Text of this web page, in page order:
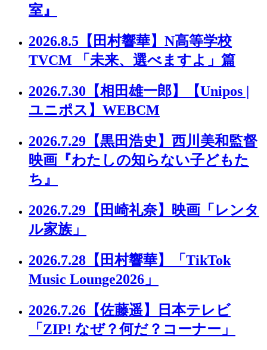
室』
2026.8.5 【田村響華】N高等学校
TVCM 「未来、選べますよ」篇
2026.7.30 【相田雄一郎】【Unipos |
ユニポス】WEBCM
2026.7.29 【黒田浩史】西川美和監督
映画『わたしの知らない子どもた
ち』
2026.7.29 【田崎礼奈】映画「レンタ
ル家族」
2026.7.28 【田村響華】「TikTok
Music Lounge2026」
2026.7.26 【佐藤遥】日本テレビ
「ZIP! なぜ？何だ？コーナー」